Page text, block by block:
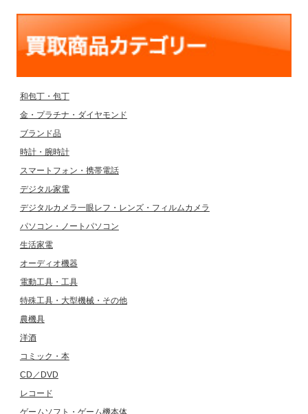
和包丁・包丁
金・プラチナ・ダイヤモンド
ブランド品
時計・腕時計
スマートフォン・携帯電話
デジタル家電
デジタルカメラ一眼レフ・レンズ・フィルムカメラ
パソコン・ノートパソコン
生活家電
オーディオ機器
電動工具・工具
特殊工具・大型機械・その他
農機具
洋酒
コミック・本
CD／DVD
レコード
ゲームソフト・ゲーム機本体